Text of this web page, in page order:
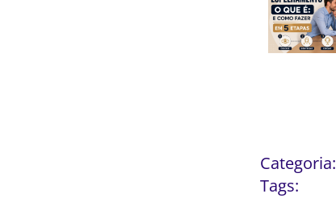
Categoria:
Tags: